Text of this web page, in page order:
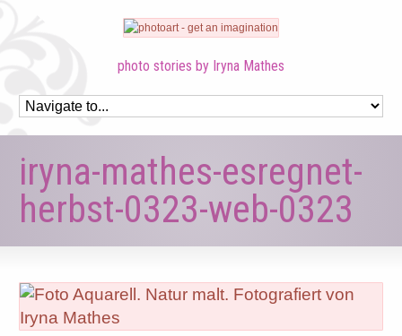
photo stories by Iryna Mathes
iryna-mathes-esregnet-
herbst-0323-web-0323